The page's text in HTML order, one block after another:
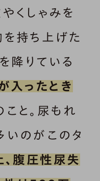
くしゃみを
持ち上げた
降りている
入ったとき
こと。尿もれ
いのがこのタ
腹圧性尿失